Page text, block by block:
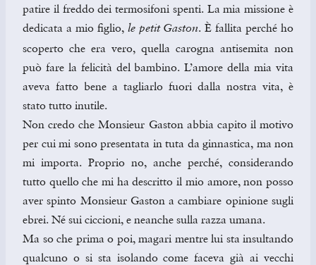
patire il freddo dei termosifoni spenti. La mia missione è
dedicata a mio figlio, le petit Gaston. È fallita perché ho
scoperto che era vero, quella carogna antisemita non
può fare la felicità del bambino. L’amore della mia vita
aveva fatto bene a tagliarlo fuori dalla nostra vita, è
stato tutto inutile.
Non credo che Monsieur Gaston abbia capito il motivo
per cui mi sono presentata in tuta da ginnastica, ma non
mi importa. Proprio no, anche perché, considerando
tutto quello che mi ha descritto il mio amore, non posso
aver spinto Monsieur Gaston a cambiare opinione sugli
ebrei. Né sui ciccioni, e neanche sulla razza umana.
Ma so che prima o poi, magari mentre lui sta insultando
qualcuno o si sta isolando come faceva già ai vecchi